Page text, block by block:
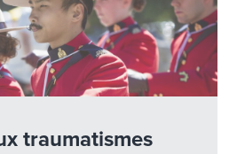
traumatismes